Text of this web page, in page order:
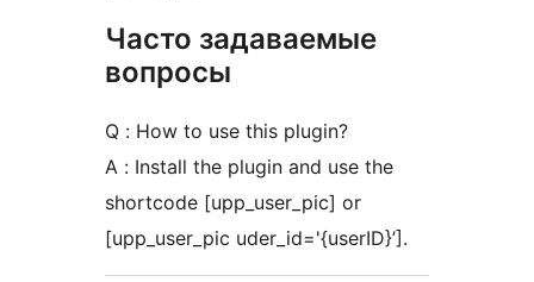
Часто задаваемые
вопросы
Q : How to use this plugin?
A : Install the plugin and use the
shortcode [upp_user_pic] or
[upp_user_pic uder_id='{userID}’].